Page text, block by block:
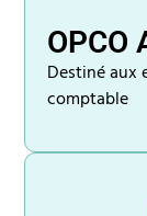
OPCO
Destiné aux
comptable